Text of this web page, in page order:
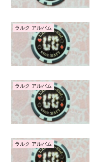
ラルク アルバム
ラルク アルバム
ラルク アルバム